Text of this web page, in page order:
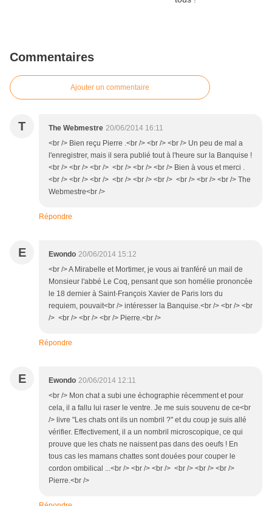
Commentaires
Ajouter un commentaire
T The Webmestre 20/06/2014 16:11
<br /> Bien reçu Pierre .<br /> <br /> <br /> Un peu de mal a
l'enregistrer, mais il sera publié tout à l'heure sur la Banquise !
<br /> <br /> <br /> <br /> <br /> <br /> Bien à vous et merci .
<br /> <br /> <br /> <br /> <br /> <br /> <br /> <br /> <br /> The
Webmestre<br />
Répondre
E Ewondo 20/06/2014 15:12
<br /> A Mirabelle et Mortimer, je vous ai tranféré un mail de
Monsieur l'abbé Le Coq, pensant que son homélie prononcée
le 18 dernier à Saint-François Xavier de Paris lors du
requiem, pouvait<br /> intéresser la Banquise.<br /> <br /> <br
/> <br /> <br /> <br /> Pierre.<br />
Répondre
E Ewondo 20/06/2014 12:11
<br /> Mon chat a subi une échographie récemment et pour
cela, il a fallu lui raser le ventre. Je me suis souvenu de ce<br
/> livre "Les chats ont ils un nombril ?" et du coup je suis allé
vérifier. Effectivement, il a un nombril microscopique, ce qui
prouve que les chats ne naissent pas dans des oeufs ! En
tous cas les mamans chattes sont douées pour couper le
cordon ombilical ...<br /> <br /> <br /> <br /> <br /> <br />
Pierre.<br />